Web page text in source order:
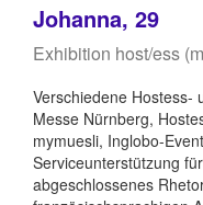
Johanna, 29
Exhibition host/ess
Verschiedene Hostess-
Messe Nürnberg,
mymuesli, Inglobo-
Serviceunterstützung
abgeschlossenes